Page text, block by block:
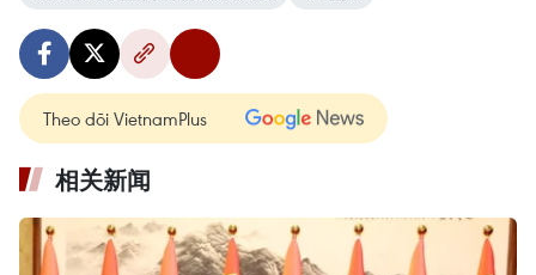
Theo dõi VietnamPlus
相关新闻